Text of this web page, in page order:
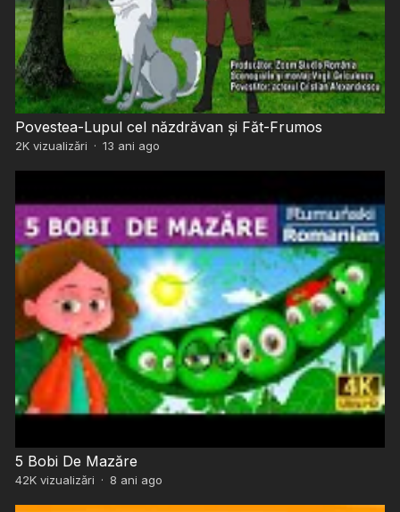
Povestea-Lupul cel năzdrăvan şi Făt-Frumos
2Kvizualizări · 13 ani ago
5 Bobi De Mazăre
42Kvizualizări · 8 ani ago